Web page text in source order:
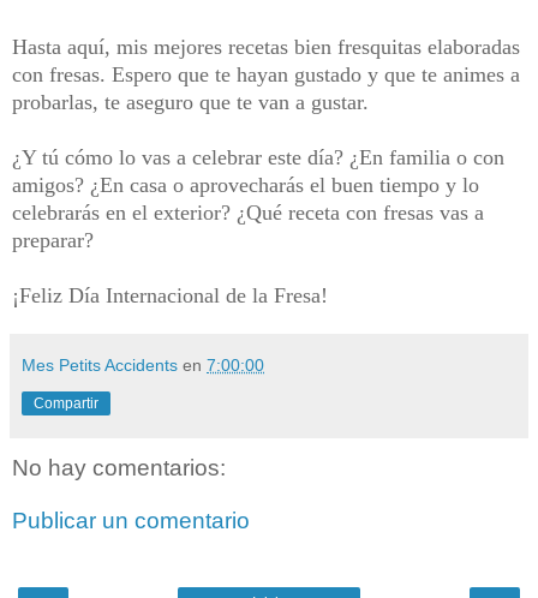
Hasta aquí, mis mejores recetas bien fresquitas elaboradas
con fresas. Espero que te hayan gustado y que te animes a
probarlas, te aseguro que te van a gustar.
¿Y tú cómo lo vas a celebrar este día? ¿En familia o con
amigos? ¿En casa o aprovecharás el buen tiempo y lo
celebrarás en el exterior? ¿Qué receta con fresas vas a
preparar?
¡Feliz Día Internacional de la Fresa!
Mes Petits Accidents en 7:00:00
Compartir
No hay comentarios:
Publicar un comentario